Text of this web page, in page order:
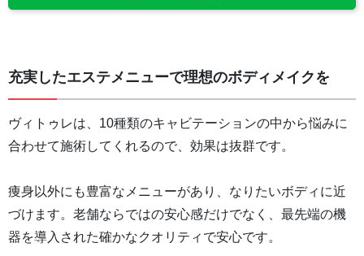
充実したエステメニューで理想のボディメイクを
ヴィトゥレは、10種類のキャビテーションの中から悩みに
合わせて施術してくれるので、効果は抜群です。
痩身以外にも豊富なメニューがあり、なりたいボディに近
づけます。老舗ならではの安心感だけでなく、最先端の機
器を導入された確かなクオリティで安心です。